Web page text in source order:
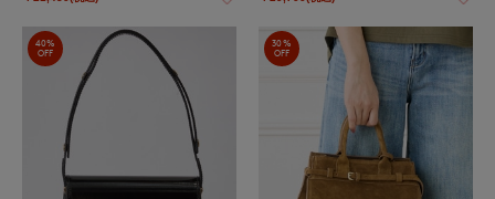
40%
OFF
30%
OFF